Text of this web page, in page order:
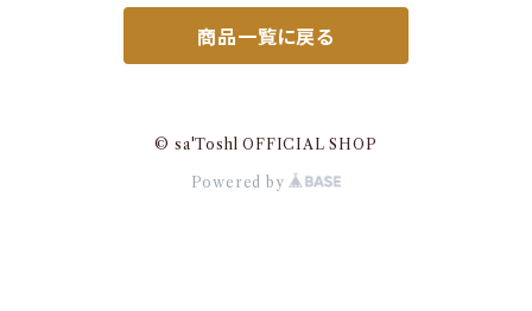
商品一覧に戻る
© sa'Toshl OFFICIAL SHOP
Powered by